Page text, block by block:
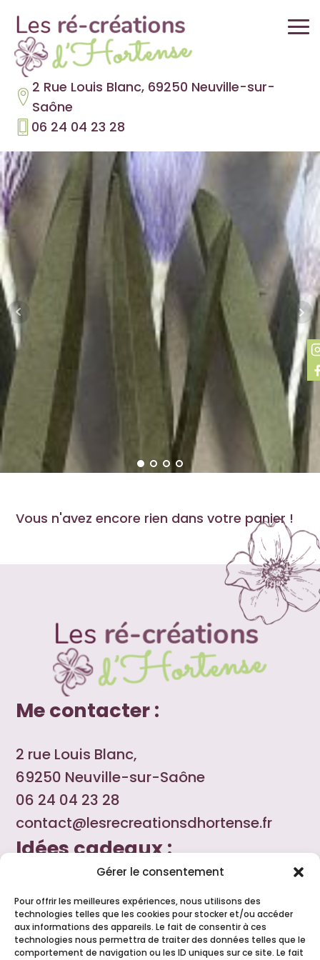
Gérer le consentement
Pour offrir les meilleures expériences, nous utilisons des
technologies telles que les cookies pour stocker et/ou accéder
aux informations des appareils. Le fait de consentir à ces
technologies nous permettra de traiter des données telles que le
comportement de navigation ou les ID uniques sur ce site. Le fait
2 Rue Louis Blanc, 69250 Neuville-sur-
Saône
06 24 04 23 28
Vous n'avez encore rien dans votre panier !
Me contacter :
2 rue Louis Blanc,
69250 Neuville-sur-Saône
06 24 04 23 28
contact@lesrecreationsdhortense.fr
Idées cadeaux :
Le cadeau fait main personnalisable à
souhait, le petit plus pour remercier une
amie, un voisin, ajouter une touche